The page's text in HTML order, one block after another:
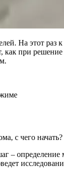
На этот
при
с чего начать?
– определение